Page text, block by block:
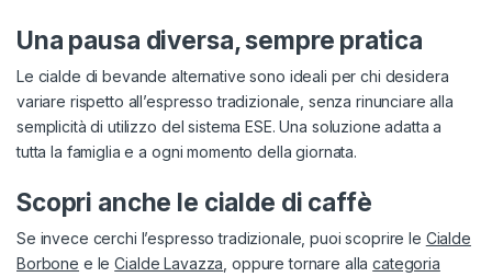
Una pausa diversa, sempre pratica
Le cialde di bevande alternative sono ideali per chi desidera
variare rispetto all’espresso tradizionale, senza rinunciare alla
semplicità di utilizzo del sistema ESE. Una soluzione adatta a
tutta la famiglia e a ogni momento della giornata.
Scopri anche le cialde di caffè
Se invece cerchi l’espresso tradizionale, puoi scoprire le Cialde
Borbone e leCialde Lavazza , oppure tornare allacategoria